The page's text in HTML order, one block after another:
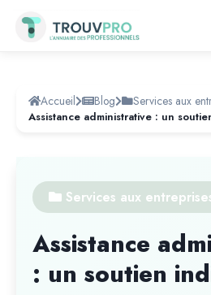
Accueil Blog Services aux
Services aux
Assistance
: un soutien